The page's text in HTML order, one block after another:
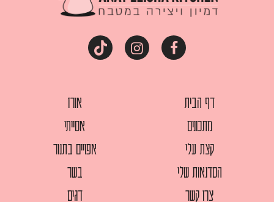
דף הבית
מתכונים
קצת עלי
הסדנאות שלי
צרו קשר
אורז
אסייתי
אפויים בתנור
בשר
דגים